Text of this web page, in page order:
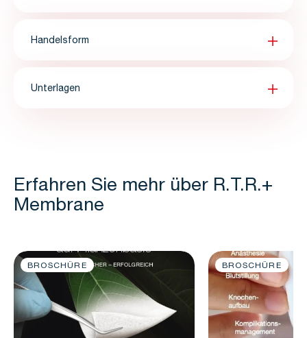
Handelsform
Unterlagen
Erfahren Sie mehr über R.T.R.+
Membrane
BROSCHÜRE BROSCHÜRE